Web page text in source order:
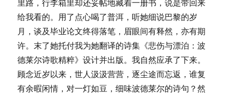
里路，行李箱里却还妥帖地藏着一册书，说是带回来
给我看的。用了点心喝了普洱，听她细说巴黎的岁
月，谈及毕业论文终得落笔，眉眼间有释然，亦有期
许。末了她托付我为她翻译的诗集《悲伤与漂泊：波
德莱尔诗歌精粹》设计并出版。我自然应承了下来。
顾念近岁以来，世人汲汲营营，逐尘途而忘返，谁复
有余暇闲情，对一灯如豆，细味波德莱尔的诗句？然